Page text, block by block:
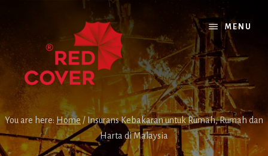
MENU
You are here: Home / Insurans Kebakaran untuk Rumah, Rumah dan
Harta di Malaysia